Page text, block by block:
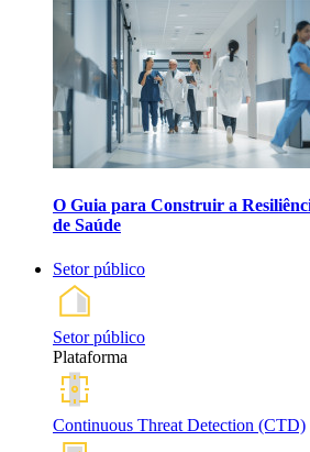
O Guia para Construir a
de Saúde
Setor público
Setor público
Plataforma
Continuous Threat Detection (CTD)